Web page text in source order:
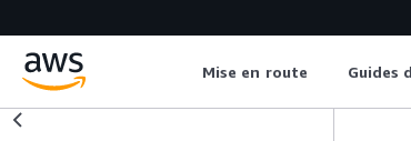
Mise en route Guides